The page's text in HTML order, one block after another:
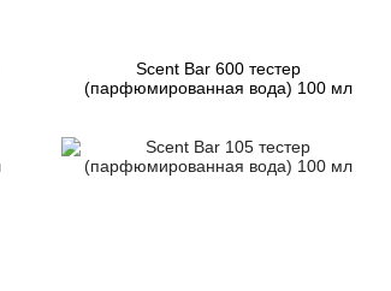
Scent Bar 600 тестер
(парфюмированная вода) 100 мл
Предзаказ